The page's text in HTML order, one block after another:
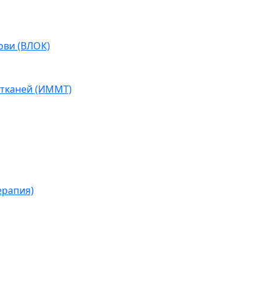
(ВЛОК)
тканей (ИММТ)